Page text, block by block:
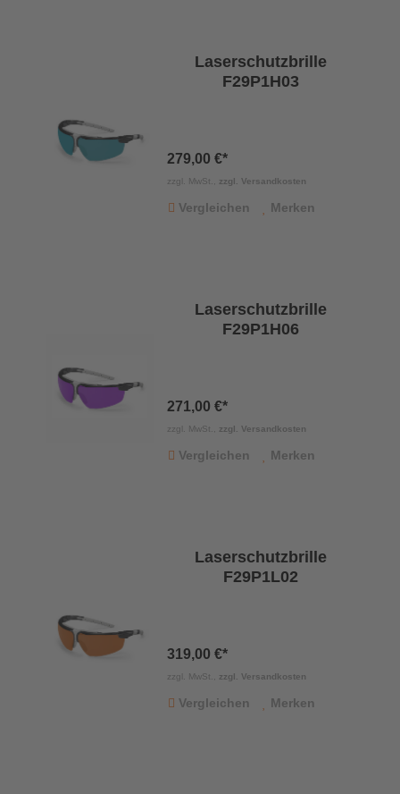
Laserschutzbrille
F29P1H03
279,00 €*
zzgl. MwSt., zzgl. Versandkosten
Vergleichen Merken
Laserschutzbrille
F29P1H06
271,00 €*
zzgl. MwSt., zzgl. Versandkosten
Vergleichen Merken
Laserschutzbrille
F29P1L02
319,00 €*
zzgl. MwSt., zzgl. Versandkosten
Vergleichen Merken